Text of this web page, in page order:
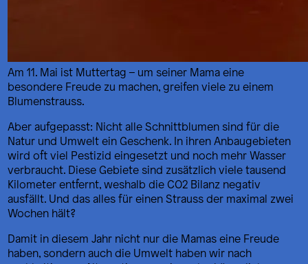
Am 11. Mai ist Muttertag – um seiner Mama eine
besondere Freude zu machen, greifen viele zu einem
Blumenstrauss.
Aber aufgepasst: Nicht alle Schnittblumen sind für die
Natur und Umwelt ein Geschenk. In ihren Anbaugebieten
wird oft viel Pestizid eingesetzt und noch mehr Wasser
verbraucht. Diese Gebiete sind zusätzlich viele tausend
Kilometer entfernt, weshalb die CO2 Bilanz negativ
ausfällt. Und das alles für einen Strauss der maximal zwei
Wochen hält?
Damit in diesem Jahr nicht nur die Mamas eine Freude
haben, sondern auch die Umwelt haben wir nach